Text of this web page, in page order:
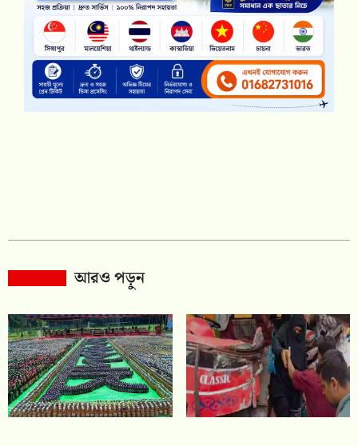
আরও পড়ুন